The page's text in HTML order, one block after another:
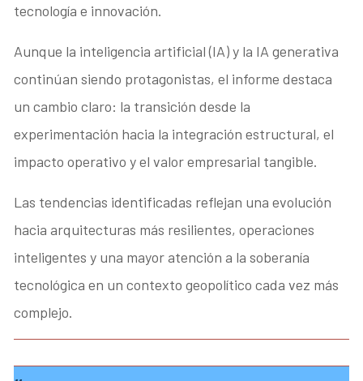
tecnología e innovación.
Aunque la inteligencia artificial (IA) y la IA generativa
continúan siendo protagonistas, el informe destaca
un cambio claro: la transición desde la
experimentación hacia la integración estructural, el
impacto operativo y el valor empresarial tangible.
Las tendencias identificadas reflejan una evolución
hacia arquitecturas más resilientes, operaciones
inteligentes y una mayor atención a la soberanía
tecnológica en un contexto geopolítico cada vez más
complejo.